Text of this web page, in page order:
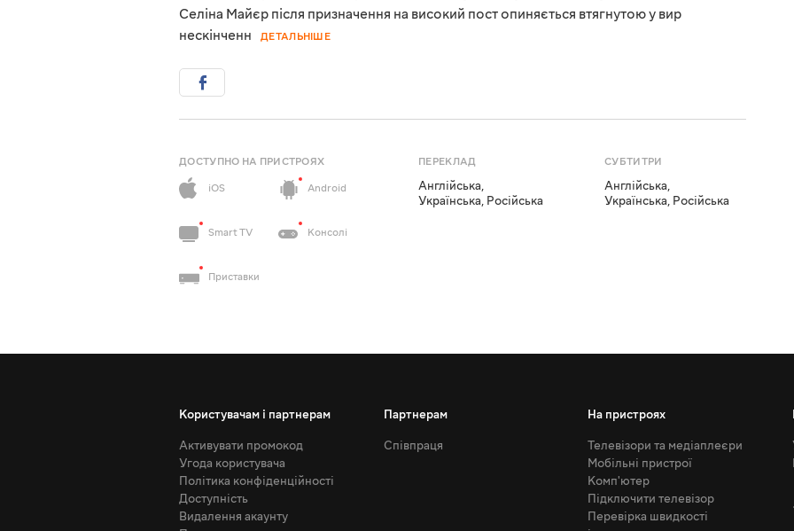
Селіна Майєр після призначення на високий пост опиняється втягнутою у вир
нескінченн
ДЕТАЛЬНІШЕ
ДОСТУПНО НА ПРИСТРОЯХ
iOS
Android
Smart TV Консолі
Приставки
ПЕРЕКЛАД
Англійська,
Українська, Російська
СУБТИТРИ
Англійська,
Українська, Російська
Користувачам і партнерам
Активувати промокод
Угода користувача
Політика конфіденційності
Доступність
Видалення акаунту
Партнерам
Співпраця
На пристроях
Телевізори та медіаплеєри
Мобільні пристрої
Комп'ютер
Підключити телевізор
Перевірка швидкості